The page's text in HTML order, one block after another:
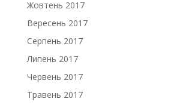
Жовтень 2017
Вересень 2017
Серпень 2017
Липень 2017
Червень 2017
Травень 2017